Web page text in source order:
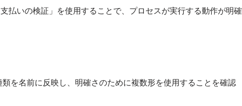
払いの検証」を使用することで、プロセスが実行する動作が明確
を名前に反映し、明確さのために複数形を使用することを確認